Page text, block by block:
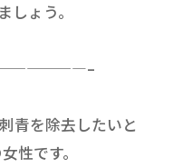
しょう。
青を除去したいと
性です。